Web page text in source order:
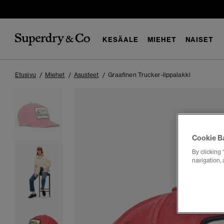
KESÄALE MIEHET NAISET
Etusivu Miehet Asusteet Graafinen Trucker-lippalakki
Cookie
By clicking
navigation,